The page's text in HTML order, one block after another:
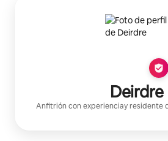
Deirdre
Anfitrión con experienciay residente